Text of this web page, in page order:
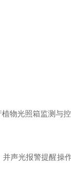
物光照箱监测与控
声光报警提醒操